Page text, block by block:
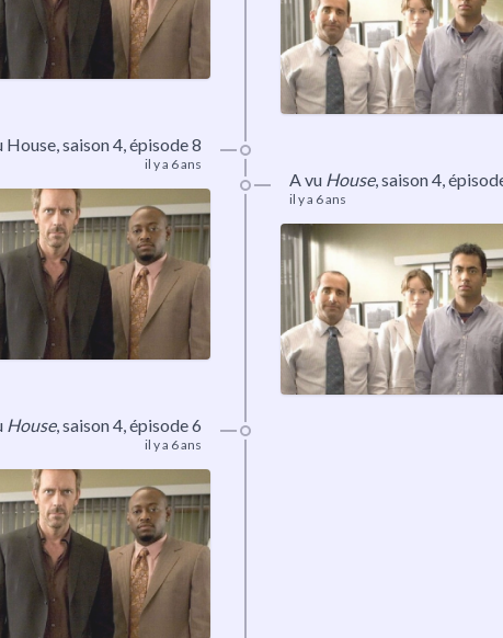
House, saison 4, épisode 8
il y a 6 ans
A vu House,saison 4,
il y a 6 ans
House,saison 4, épisode 6
il y a 6 ans